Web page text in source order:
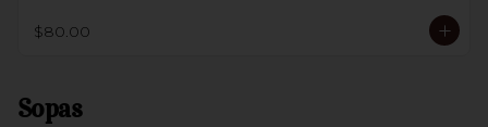
$80.00
Sopas